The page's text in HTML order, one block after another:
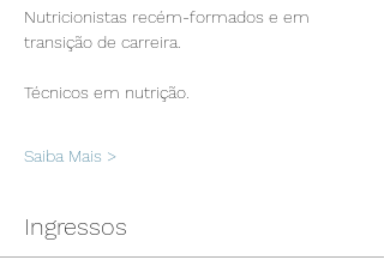
Nutricionistas recém-formados e em
transição de carreira.
Técnicos em nutrição.
Saiba Mais >
Ingressos